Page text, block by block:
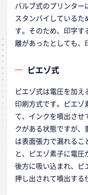
バルブ式のプリンター
スタンバイしている
す。そのため、印字
離があったとしても、
ピエゾ式
ピエゾ式は電圧を加
印刷方式です。ピエゾ
て、インクを噴出させ
クがある状態ですが、
は表面張力で漏れるこ
と、ピエゾ素子に電
後方に吸い込まれ、ピ
押し出されて噴出する